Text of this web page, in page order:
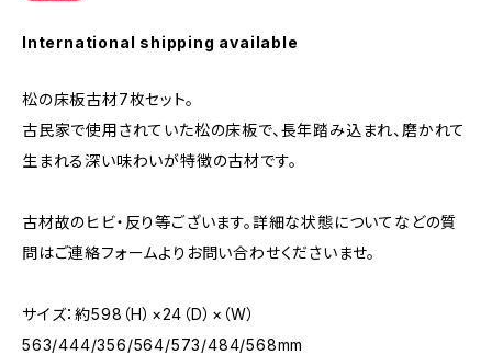
International shipping available
松の床板古材7枚セット。
古民家で使用されていた松の床板で、長年踏み込まれ、磨かれて
生まれる深い味わいが特徴の古材です。
古材故のヒビ・反り等ございます。詳細な状態についてなどの質
問はご連絡フォームよりお問い合わせくださいませ。
サイズ：約598（H）×24（D）×（W）
563/444/356/564/573/484/568mm